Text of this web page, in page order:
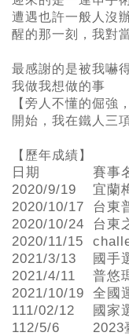
遭遇也許一般人沒
醒的那一刻，我對
最感謝的是被我嚇
我做我想做的事
【旁人不懂的倔強
開始，我在鐵人三
【歷年成績】
日期 賽事
2020/9/19
宜蘭
2020/10/17
台東
2020/10/24
台東
2020/11/15
2021/3/13
國手
2021/4/11
普悠
2021/10/19
全國
111/02/12
國家
112/5/6
2023